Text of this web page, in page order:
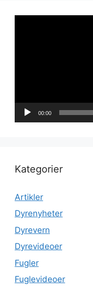
00:00
Kategorier
Artikler
Dyrenyheter
Dyrevern
Dyrevideoer
Fugler
Fuglevideoer